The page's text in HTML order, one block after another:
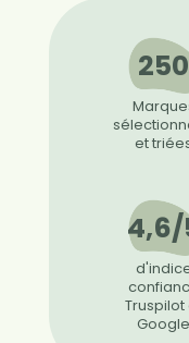
250
et
Truspilot
Google